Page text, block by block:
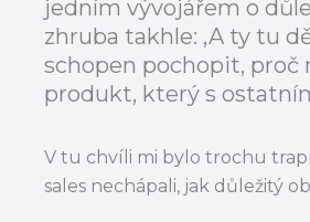
jedním vývojářem o
zhruba takhle: ‚A ty tu
schopen pochopit, proč
produkt, který s
V tu chvíli mi bylo trochu
sales nechápali, jak důležitý